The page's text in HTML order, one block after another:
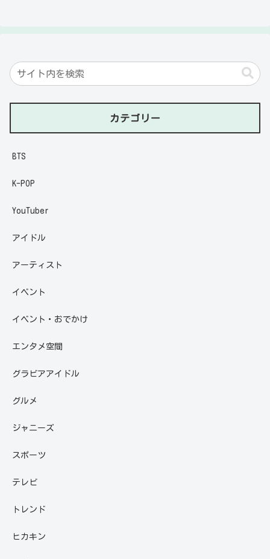
カテゴリー
BTS
K-POP
YouTuber
アイドル
アーティスト
イベント
イベント・おでかけ
エンタメ空間
グラビアアイドル
グルメ
ジャニーズ
スポーツ
テレビ
トレンド
ヒカキン